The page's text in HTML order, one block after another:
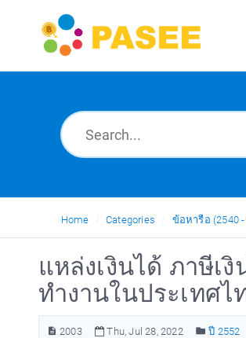
Home Categories ข้อหารือ (2540
แหล่งเงินได้ ภาษีเ
ทำงานในประเทศไ
2003 Thu, Jul 28, 2022 ปี 2552